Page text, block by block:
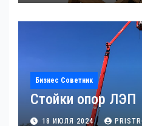
Бизнес Советник
Стойки опор ЛЭП
18 ИЮЛЯ 2024